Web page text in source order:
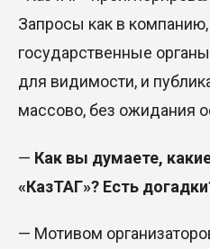
Запросы как в компанию,
государственные
для видимости, и
массово, без ожидания
— Как вы думаете,
«КазТАГ»? Есть
— Мотивом